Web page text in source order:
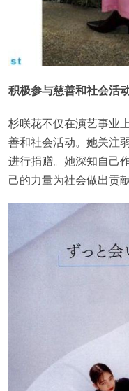
积极参与慈善和社会活
杉咲花不仅在演艺事业
善和社会活动。她关注
进行捐赠。她深知自己
己的力量为社会做出贡